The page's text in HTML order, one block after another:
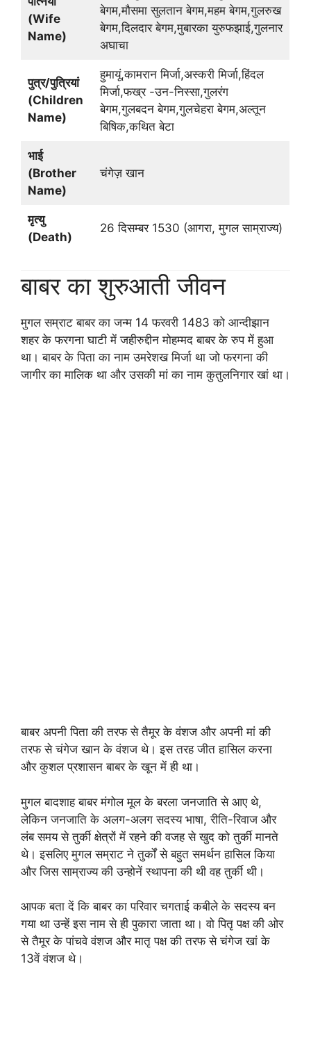
(Wife
Name)
बेगम,मौसमा सुलतान बेगम,महम बेगम,गुलरुख
बेगम,दिलदार बेगम,मुबारका युरुफझाई,गुलनार
अघाचा
पुत्र/पुत्रियां
(Children
Name)
हुमायूं,कामरान मिर्जा,अस्करी मिर्जा,हिंदल
मिर्जा,फख्र -उन-निस्सा,गुलरंग
बेगम,गुलबदन बेगम,गुलचेहरा बेगम,अल्तून
बिषिक,कथित बेटा
भाई
(Brother
Name)
चंगेज़ खान
मृत्यु
(Death)
26 दिसम्बर 1530 (आगरा, मुगल साम्राज्य)
बाबर का शुरुआती जीवन
मुगल सम्राट बाबर का जन्म 14 फरवरी 1483 को आन्दीझान
शहर के फरगना घाटी में जहीरुद्दीन मोहम्मद बाबर के रुप में हुआ
था। बाबर के पिता का नाम उमरेशख मिर्जा था जो फरगना की
जागीर का मालिक था और उसकी मां का नाम कुतुलनिगार खां था।
बाबर अपनी पिता की तरफ से तैमूर के वंशज और अपनी मां की
तरफ से चंगेज खान के वंशज थे। इस तरह जीत हासिल करना
और कुशल प्रशासन बाबर के खून में ही था।
मुगल बादशाह बाबर मंगोल मूल के बरला जनजाति से आए थे,
लेकिन जनजाति के अलग-अलग सदस्य भाषा, रीति-रिवाज और
लंब समय से तुर्की क्षेत्रों में रहने की वजह से खुद को तुर्की मानते
थे। इसलिए मुगल सम्राट ने तुर्कों से बहुत समर्थन हासिल किया
और जिस साम्राज्य की उन्होनें स्थापना की थी वह तुर्की थी।
आपक बता दें कि बाबर का परिवार चगताई कबीले के सदस्य बन
गया था उन्हें इस नाम से ही पुकारा जाता था। वो पितृ पक्ष की ओर
से तैमूर के पांचवे वंशज और मातृ पक्ष की तरफ से चंगेज खां के
13वें वंशज थे।